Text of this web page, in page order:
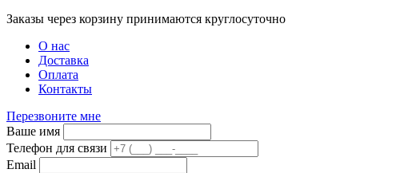
Заказы через корзину принимаются круглосуточно
О нас
Доставка
Оплата
Контакты
Перезвоните мне
Ваше имя
Телефон для связи
Email